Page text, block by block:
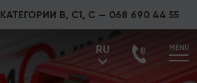
КАТЕГОРИИ В, С1, С — 068 690 44 55
RU MENU